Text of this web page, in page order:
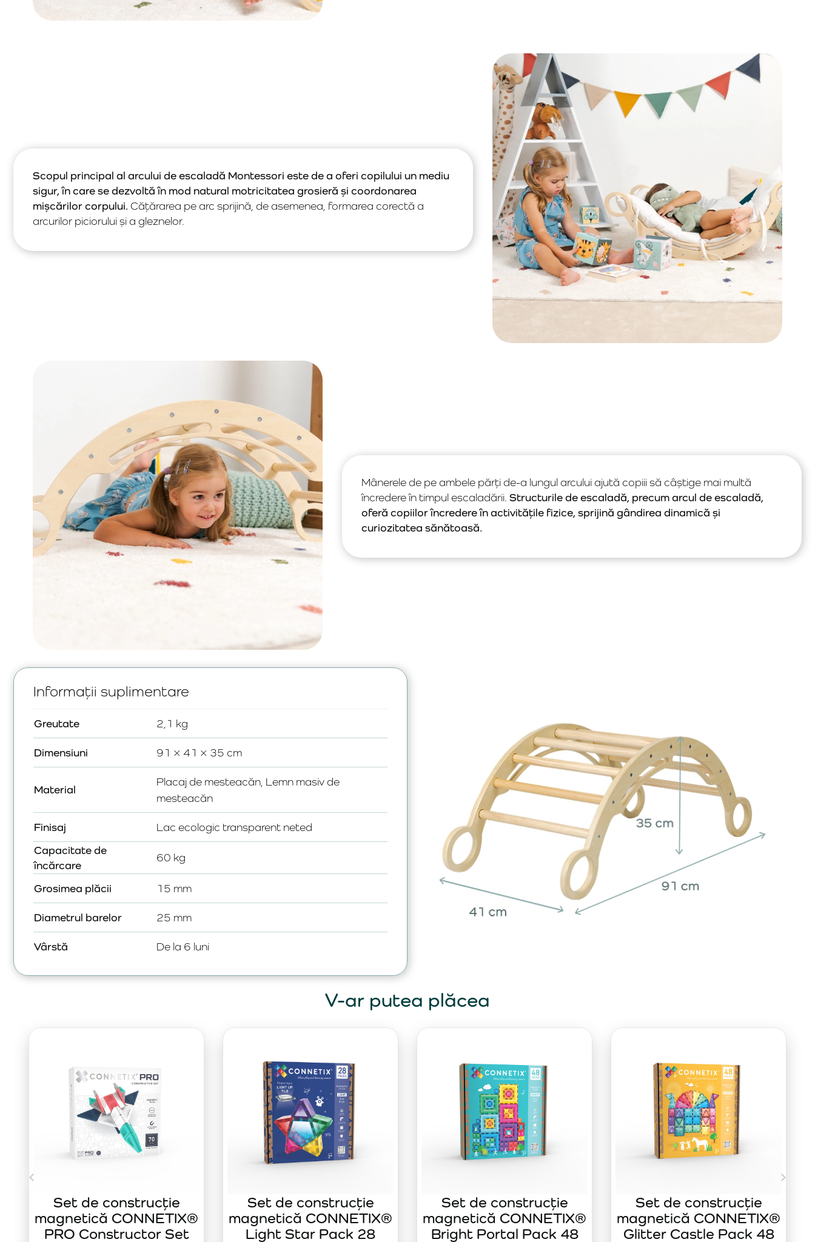
Scopul principal al arcului de escaladă Montessori este de a oferi copilului un mediu
sigur, în care se dezvoltă în mod natural motricitatea grosieră și coordonarea
mișcărilor corpului. Cățărarea pe arc sprijină, de asemenea, formarea corectă a
arcurilor piciorului și a gleznelor.
Mânerele de pe ambele părți de-a lungul arcului ajută copiii să câștige mai multă
încredere în timpul escaladării. Structurile de escaladă, precum arcul de escaladă,
oferă copiilor încredere în activitățile fizice, sprijină gândirea dinamică și
curiozitatea sănătoasă.
Informații suplimentare
Greutate 2,1 kg
Dimensiuni 91 × 41 × 35 cm
Material
Placaj de mesteacăn, Lemn masiv de
mesteacăn
Finisaj
Lac ecologic transparent neted
Capacitate de
încărcare
60 kg
Grosimea plăcii 15 mm
Diametrul barelor 25 mm
Vârstă De la 6 luni
V-ar putea plăcea
Set de construcție
magnetică CONNETIX®
PRO Constructor Set
Set de construcție
magnetică CONNETIX®
Light Star Pack 28
Set de construcție
magnetică CONNETIX®
Bright Portal Pack 48
Set de construcție
magnetică CONNETIX®
Glitter Castle Pack 48